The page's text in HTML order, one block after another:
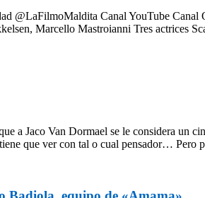
@LaFilmoMaldita Canal YouTube
Marcello Mastroianni Tres actrices
a Jaco Van Dormael se le considera un
que ver con tal o cual pensador… Pero